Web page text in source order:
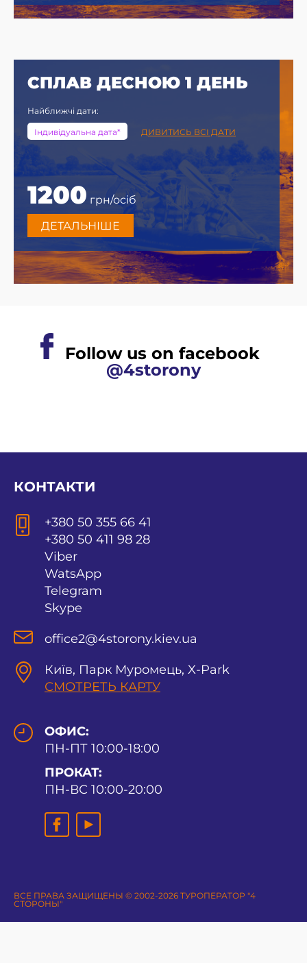
СПЛАВ ДЕСНОЮ 1 ДЕНЬ
Найближчі дати:
Індивідуальна дата* ДИВИТИСЬ ВСІ ДАТИ
1200 грн/осіб
ДЕТАЛЬНІШЕ
Follow us on facebook
@4storony
КОНТАКТИ
+380 50 355 66 41
+380 50 411 98 28
Viber
WatsApp
Telegram
Skype
office2@4storony.kiev.ua
Київ, Парк Муромець, X-Park
СМОТРЕТЬ КАРТУ
ОФИС:
ПН-ПТ 10:00-18:00
ПРОКАТ:
ПН-ВС 10:00-20:00
ВСЕ ПРАВА ЗАЩИЩЕНЫ © 2002-2026 ТУРОПЕРАТОР "4
СТОРОНЫ"